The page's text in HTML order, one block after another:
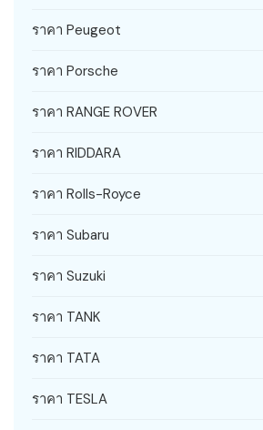
ราคา Peugeot
ราคา Porsche
ราคา RANGE ROVER
ราคา RIDDARA
ราคา Rolls-Royce
ราคา Subaru
ราคา Suzuki
ราคา TANK
ราคา TATA
ราคา TESLA